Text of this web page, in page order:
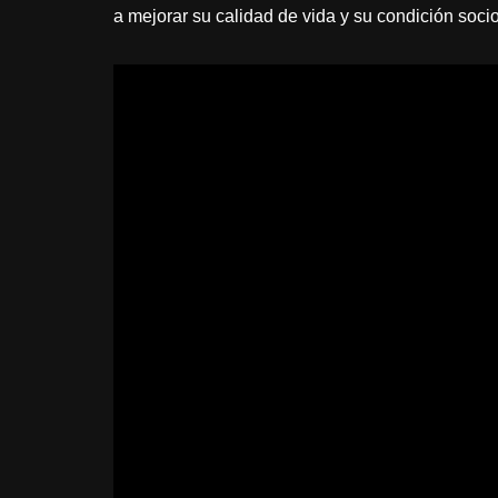
a mejorar su calidad de vida y su condición